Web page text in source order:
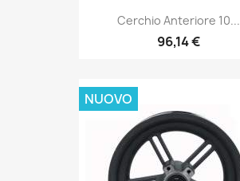
Cerchio Anteriore 10...
96,14 €
NUOVO